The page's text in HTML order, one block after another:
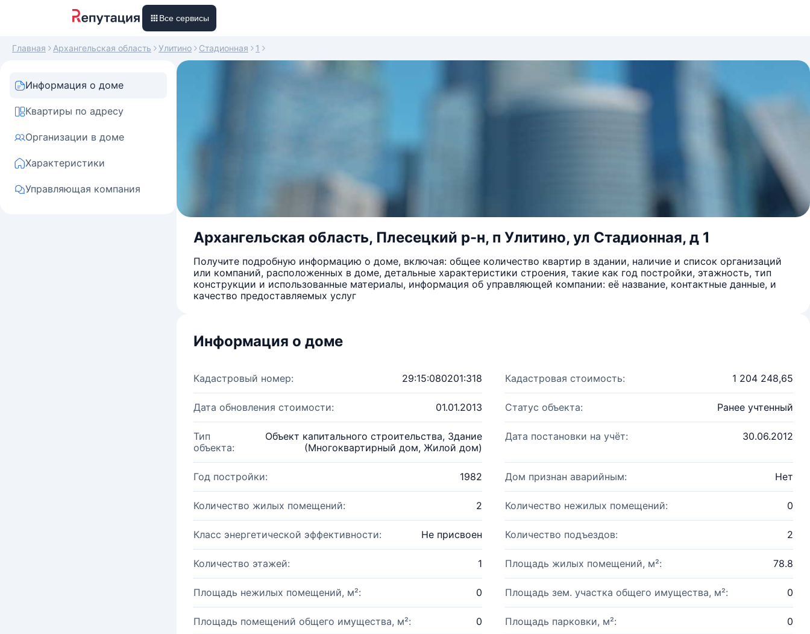
Все сервисы
Главная Архангельская область Улитино Стадионная 1
Информация о доме
Квартиры по адресу
Организации в доме
Характеристики
Управляющая компания
Архангельская область, Плесецкий р-н, п Улитино, ул Стадионная, д 1
Получите подробную информацию о доме, включая: общее количество квартир в здании, наличие и список организаций
или компаний, расположенных в доме, детальные характеристики строения, такие как год постройки, этажность, тип
конструкции и использованные материалы, информация об управляющей компании: её название, контактные данные, и
качество предоставляемых услуг
Информация о доме
Кадастровый номер: 29:15:080201:318 Кадастровая стоимость: 1 204 248,65
Дата обновления стоимости: 01.01.2013 Статус объекта: Ранее учтенный
Тип
объекта:
Объект капитального строительства, Здание
(Многоквартирный дом, Жилой дом)
Дата постановки на учёт: 30.06.2012
Год постройки: 1982 Дом признан аварийным: Нет
Количество жилых помещений: 2 Количество нежилых помещений: 0
Класс энергетической эффективности: Не присвоен Количество подъездов: 2
Количество этажей: 1 Площадь жилых помещений, м²: 78.8
Площадь нежилых помещений, м²: 0 Площадь зем. участка общего имущества, м²: 0
Площадь помещений общего имущества, м²: 0 Площадь парковки, м²: 0